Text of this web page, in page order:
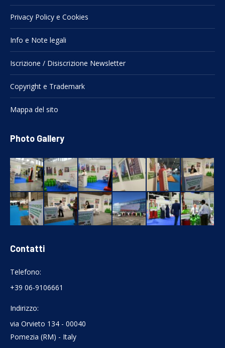
Privacy Policy e Cookies
Info e Note legali
Iscrizione / Disiscrizione Newsletter
Copyright e Trademark
Mappa del sito
Photo Gallery
Contatti
Telefono:
+39 06-9106661
Indirizzo:
via Orvieto 134 - 00040
Pomezia (RM) - Italy